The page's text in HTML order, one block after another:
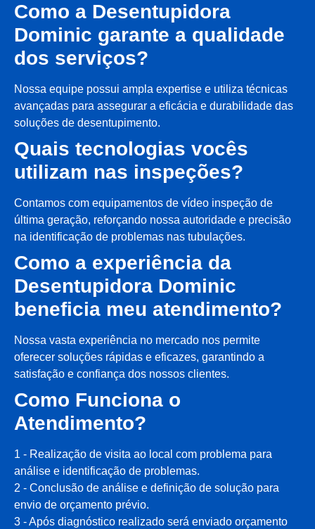
Como a Desentupidora
Dominic garante a qualidade
dos serviços?
Nossa equipe possui ampla expertise e utiliza técnicas
avançadas para assegurar a eficácia e durabilidade das
soluções de desentupimento.
Quais tecnologias vocês
utilizam nas inspeções?
Contamos com equipamentos de vídeo inspeção de
última geração, reforçando nossa autoridade e precisão
na identificação de problemas nas tubulações.
Como a experiência da
Desentupidora Dominic
beneficia meu atendimento?
Nossa vasta experiência no mercado nos permite
oferecer soluções rápidas e eficazes, garantindo a
satisfação e confiança dos nossos clientes.
Como Funciona o
Atendimento?
1 - Realização de visita ao local com problema para
análise e identificação de problemas.
2 - Conclusão de análise e definição de solução para
envio de orçamento prévio.
3 - Após diagnóstico realizado será enviado orçamento